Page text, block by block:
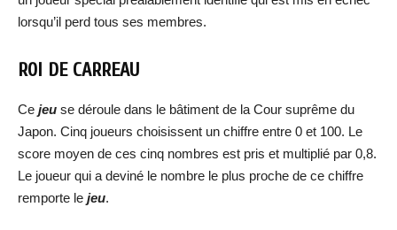
lorsqu’il perd tous ses membres.
ROI DE CARREAU
Ce jeu se déroule dans le bâtiment de la Cour suprême du
Japon. Cinq joueurs choisissent un chiffre entre 0 et 100. Le
score moyen de ces cinq nombres est pris et multiplié par 0,8.
Le joueur qui a deviné le nombre le plus proche de ce chiffre
remporte le jeu.